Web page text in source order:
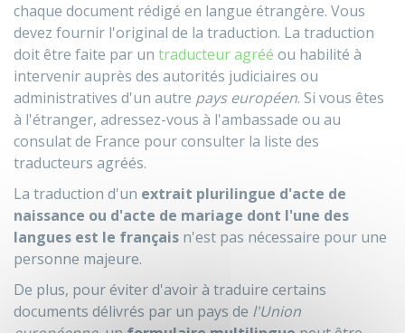
chaque document rédigé en langue étrangère. Vous
devez fournir l'original de la traduction. La traduction
doit être faite par un traducteur agréé ou habilité à
intervenir auprès des autorités judiciaires ou
administratives d'un autre pays européen. Si vous êtes
à l'étranger, adressez-vous à l'ambassade ou au
consulat de France pour consulter la liste des
traducteurs agréés.
La traduction d'un extrait plurilingue d'acte de
naissance ou d'acte de mariage dont l'une des
langues est le français n'est pas nécessaire pour une
personne majeure.
De plus, pour éviter d'avoir à traduire certains
documents délivrés par un pays de l'Union